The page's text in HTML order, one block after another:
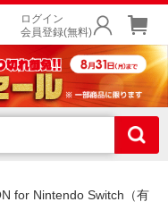
ログイン
会員登録(無料)
for Nintendo Switch（有